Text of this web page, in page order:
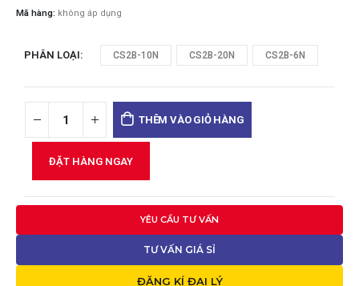
Mã hàng: không áp dụng
PHÂN LOẠI CS2B-10N CS2B-20N CS2B-6N
THÊM VÀO GIỎ HÀNG
ĐẶT HÀNG NGAY
YÊU CẦU TƯ VẤN
TƯ VẤN GIÁ SỈ
ĐĂNG KÍ ĐẠI LÝ